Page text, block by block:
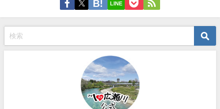
LINE